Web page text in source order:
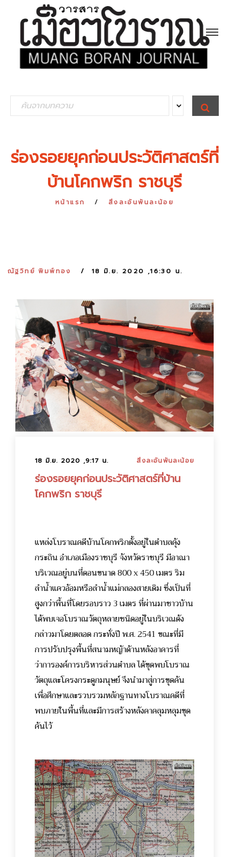
e
r
c
S
E
A
ร่องรอยยุคก่อนประวัติศาสตร์ที่
บ้านโคกพริก ราชบุรี
หน้าแรก สิ่งละอันพันละน้อย
ณัฐวิทย์ พิมพ์ทอง 18 มิ.ย. 2020 ,16:30 น.
18 มิ.ย. 2020 ,9:17 น. สิ่งละอันพันละน้อย
ร่องรอยยุคก่อนประวัติศาสตร์ที่บ้าน
โคกพริก ราชบุรี
แหล่งโบราณคดีบ้านโคกพริกตั้งอยู่ในตำบลคุ้ง
กระถิน อำเภอเมืองราชบุรี จังหวัดราชบุรี มีอาณา
บริเวณอยู่บนที่ดอนขนาด 800 x 450 เมตร ริม
ลำน้ำแควอ้อมหรือลำน้ำแม่กลองสายเดิม ซึ่งเป็นที่
สูงกว่าพื้นที่โดยรอบราว 3 เมตร ที่ผ่านมาชาวบ้าน
ได้พบเจอโบราณวัตถุหลายชนิดอยู่ในบริเวณดัง
กล่าวมาโดยตลอด กระทั่งปี พ.ศ. 2541 ขณะที่มี
การปรับปรุงพื้นที่สนามหญ้าด้านหลังอาคารที่
ว่าการองค์การบริหารส่วนตำบล ได้ขุดพบโบราณ
วัตถุและโครงกระดูกมนุษย์ จึงนำมาสู่การขุดค้น
เพื่อศึกษาและรวบรวมหลักฐานทางโบราณคดีที่
พบภายในพื้นที่และมีการสร้างหลังคาคลุมหลุมขุด
ค้นไว้